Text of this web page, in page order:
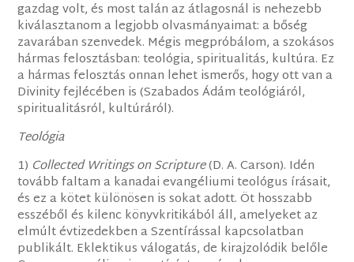
gazdag volt, és most talán az átlagosnál is nehezebb
kiválasztanom a legjobb olvasmányaimat: a bőség
zavarában szenvedek. Mégis megpróbálom, a szokásos
hármas felosztásban: teológia, spiritualitás, kultúra. Ez
a hármas felosztás onnan lehet ismerős, hogy ott van a
Divinity fejlécében is (Szabados Ádám teológiáról,
spiritualitásról, kultúráról).
Teológia
1) Collected Writings on Scripture(D. A. Carson). Idén
tovább faltam a kanadai evangéliumi teológus írásait,
és ez a kötet különösen is sokat adott. Öt hosszabb
esszéből és kilenc könyvkritikából áll, amelyeket az
elmúlt évtizedekben a Szentírással kapcsolatban
publikált. Eklektikus válogatás, de kirajzolódik belőle